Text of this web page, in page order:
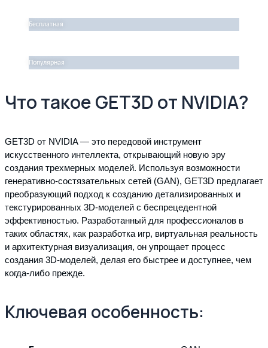
Бесплатная
Популярная
Что такое GET3D от NVIDIA?
GET3D от NVIDIA — это передовой инструмент
искусственного интеллекта, открывающий новую эру
создания трехмерных моделей. Используя возможности
генеративно-состязательных сетей (GAN), GET3D предлагает
преобразующий подход к созданию детализированных и
текстурированных 3D-моделей с беспрецедентной
эффективностью. Разработанный для профессионалов в
таких областях, как разработка игр, виртуальная реальность
и архитектурная визуализация, он упрощает процесс
создания 3D-моделей, делая его быстрее и доступнее, чем
когда-либо прежде.
Ключевая особенность: